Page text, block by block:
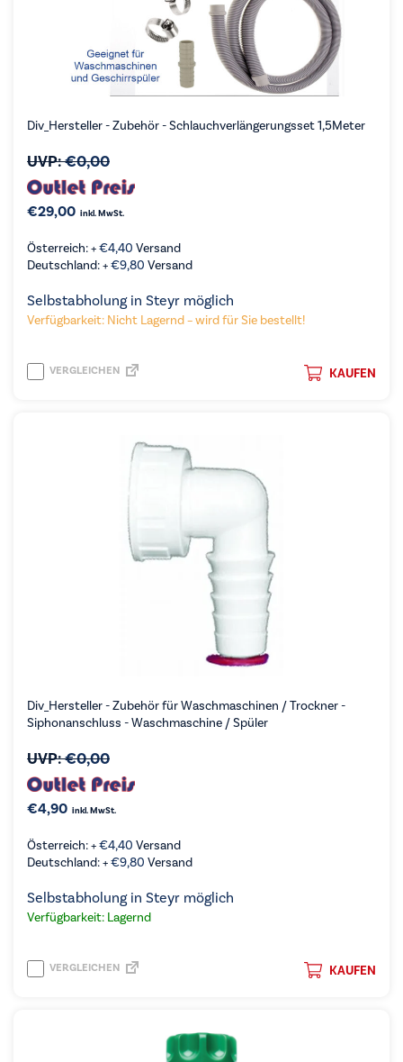
Div_Hersteller - Zubehör - Schlauchverlängerungsset 1,5Meter
UVP:€0,00
€29,00 inkl. MwSt.
Österreich: +€4,40 Versand
Deutschland: +€9,80 Versand
Selbstabholung in Steyr möglich
Verfügbarkeit: Nicht Lagernd – wird für Sie bestellt!
KAUFEN
VERGLEICHEN
Div_Hersteller - Zubehör für Waschmaschinen / Trockner -
Siphonanschluss - Waschmaschine / Spüler
UVP:€0,00
€4,90 inkl. MwSt.
Österreich: +€4,40 Versand
Deutschland: +€9,80 Versand
Selbstabholung in Steyr möglich
Verfügbarkeit: Lagernd
KAUFEN
VERGLEICHEN